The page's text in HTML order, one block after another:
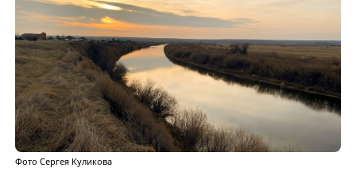
Фото Сергея Куликова